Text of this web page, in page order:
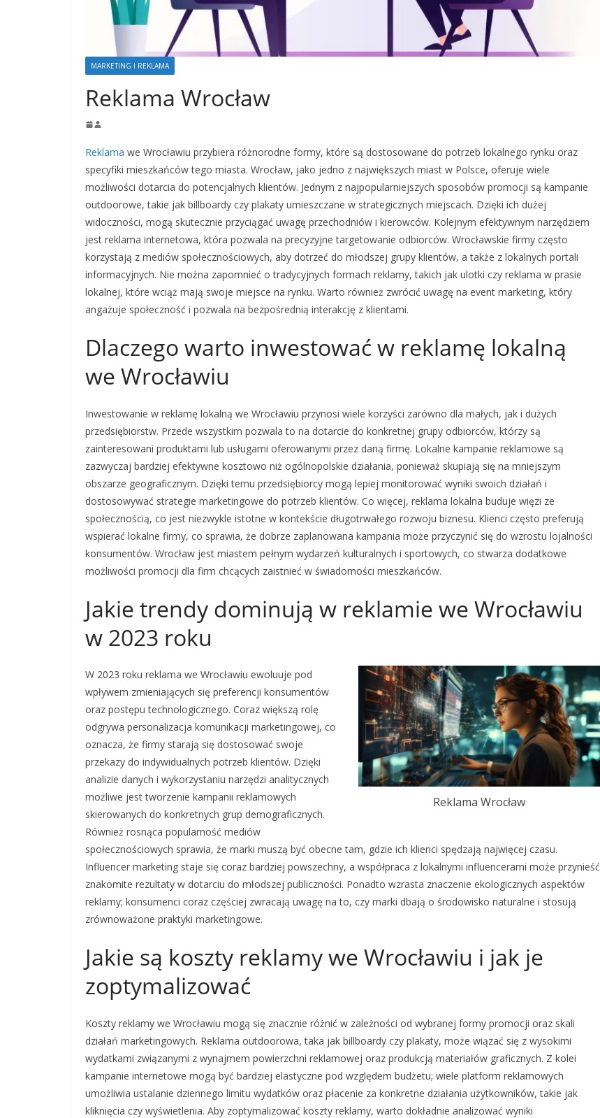
MARKETING I REKLAMA
Reklama Wrocław
Reklama we Wrocławiu przybiera różnorodne formy, które są dostosowane do potrzeb lokalnego rynku oraz
specyfiki mieszkańców tego miasta. Wrocław, jako jedno z największych miast w Polsce, oferuje wiele
możliwości dotarcia do potencjalnych klientów. Jednym z najpopularniejszych sposobów promocji są kampanie
outdoorowe, takie jak billboardy czy plakaty umieszczane w strategicznych miejscach. Dzięki ich dużej
widoczności, mogą skutecznie przyciągać uwagę przechodniów i kierowców. Kolejnym efektywnym narzędziem
jest reklama internetowa, która pozwala na precyzyjne targetowanie odbiorców. Wrocławskie firmy często
korzystają z mediów społecznościowych, aby dotrzeć do młodszej grupy klientów, a także z lokalnych portali
informacyjnych. Nie można zapomnieć o tradycyjnych formach reklamy, takich jak ulotki czy reklama w prasie
lokalnej, które wciąż mają swoje miejsce na rynku. Warto również zwrócić uwagę na event marketing, który
angażuje społeczność i pozwala na bezpośrednią interakcję z klientami.
Dlaczego warto inwestować w reklamę lokalną
we Wrocławiu
Inwestowanie w reklamę lokalną we Wrocławiu przynosi wiele korzyści zarówno dla małych, jak i dużych
przedsiębiorstw. Przede wszystkim pozwala to na dotarcie do konkretnej grupy odbiorców, którzy są
zainteresowani produktami lub usługami oferowanymi przez daną firmę. Lokalne kampanie reklamowe są
zazwyczaj bardziej efektywne kosztowo niż ogólnopolskie działania, ponieważ skupiają się na mniejszym
obszarze geograficznym. Dzięki temu przedsiębiorcy mogą lepiej monitorować wyniki swoich działań i
dostosowywać strategie marketingowe do potrzeb klientów. Co więcej, reklama lokalna buduje więzi ze
społecznością, co jest niezwykle istotne w kontekście długotrwałego rozwoju biznesu. Klienci często preferują
wspierać lokalne firmy, co sprawia, że dobrze zaplanowana kampania może przyczynić się do wzrostu lojalności
konsumentów. Wrocław jest miastem pełnym wydarzeń kulturalnych i sportowych, co stwarza dodatkowe
możliwości promocji dla firm chcących zaistnieć w świadomości mieszkańców.
Jakie trendy dominują w reklamie we Wrocławiu
w 2023 roku
Reklama Wrocław
W 2023 roku reklama we Wrocławiu ewoluuje pod
wpływem zmieniających się preferencji konsumentów
oraz postępu technologicznego. Coraz większą rolę
odgrywa personalizacja komunikacji marketingowej, co
oznacza, że firmy starają się dostosować swoje
przekazy do indywidualnych potrzeb klientów. Dzięki
analizie danych i wykorzystaniu narzędzi analitycznych
możliwe jest tworzenie kampanii reklamowych
skierowanych do konkretnych grup demograficznych.
Również rosnąca popularność mediów
społecznościowych sprawia, że marki muszą być obecne tam, gdzie ich klienci spędzają najwięcej czasu.
Influencer marketing staje się coraz bardziej powszechny, a współpraca z lokalnymi influencerami może przynieść
znakomite rezultaty w dotarciu do młodszej publiczności. Ponadto wzrasta znaczenie ekologicznych aspektów
reklamy; konsumenci coraz częściej zwracają uwagę na to, czy marki dbają o środowisko naturalne i stosują
zrównoważone praktyki marketingowe.
Jakie są koszty reklamy we Wrocławiu i jak je
zoptymalizować
Koszty reklamy we Wrocławiu mogą się znacznie różnić w zależności od wybranej formy promocji oraz skali
działań marketingowych. Reklama outdoorowa, taka jak billboardy czy plakaty, może wiązać się z wysokimi
wydatkami związanymi z wynajmem powierzchni reklamowej oraz produkcją materiałów graficznych. Z kolei
kampanie internetowe mogą być bardziej elastyczne pod względem budżetu; wiele platform reklamowych
umożliwia ustalanie dziennego limitu wydatków oraz płacenie za konkretne działania użytkowników, takie jak
kliknięcia czy wyświetlenia. Aby zoptymalizować koszty reklamy, warto dokładnie analizować wyniki